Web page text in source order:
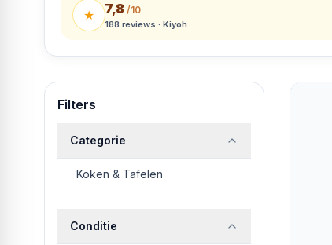
★ 7,8 /10
188 reviews · Kiyoh
Filters
Categorie
Koken & Tafelen
Conditie